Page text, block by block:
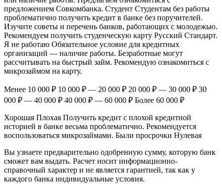
предложением Совкомбанка. Студент Студентам без работы
проблематично получить кредит в банке без поручителей.
Изучите советы и перечень банков, работающих с молодежью.
Рекомендуем получить студенческую карту Русский Стандарт.
Я не работаю Обязательное условие для кредитных
организаций — наличие работы. Безработные могут
рассчитывать на быстрый займ. Рекомендую ознакомиться с
микрозаймом на карту.
Менее 10 000 ₽ 10 000 ₽ — 20 000 ₽ 20 000 ₽ — 30 000 ₽ 30
000 ₽ — 40 000 ₽ 40 000 ₽ — 60 000 ₽ Более 60 000 ₽
Хорошая Плохая Получить кредит с плохой кредитной
историей в банке весьма проблематично. Рекомендуется
воспользоваться микрозаймами. Были просрочки Нулевая
Вы узнаете предварительно одобренную сумму, которую банк
сможет вам выдать. Расчет носит информационно-
справочный характер и не является гарантией, так как у
каждого банка индивидуальные условия.